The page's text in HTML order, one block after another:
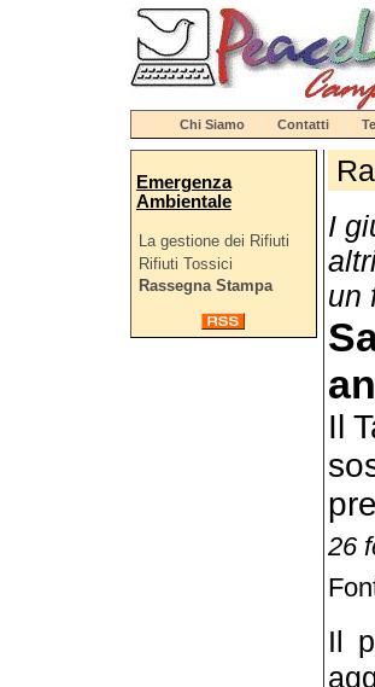
Chi Siamo Contatti
Emergenza
Ambientale
La gestione dei Rifiuti
Rifiuti Tossici
Rassegna Stampa
I
un
Il
26
Il